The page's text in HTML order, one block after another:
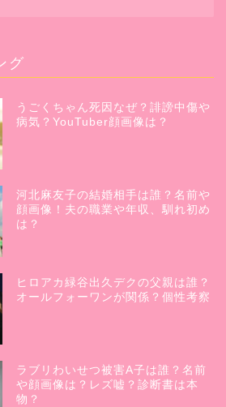
グ
うごくちゃん死因なぜ？誹謗中傷や
病気？YouTuber顔画像は？
河北麻友子の結婚相手は誰？名前や
顔画像！夫の職業や年収、馴れ初め
は？
ヒロアカ緑谷出久デクの父親は誰？
オールフォーワンが関係？個性考察
ラブリわいせつ被害A子は誰？名前
や顔画像は？レズ嘘？診断書は本
物？